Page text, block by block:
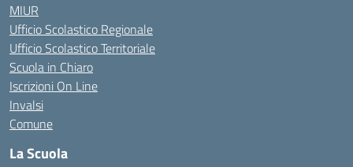
MIUR
Ufficio Scolastico Regionale
Ufficio Scolastico Territoriale
Scuola in Chiaro
Iscrizioni On Line
Invalsi
Comune
La Scuola